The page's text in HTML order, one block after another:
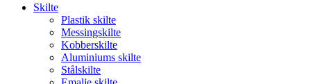
Skilte
Plastik skilte
Messingskilte
Kobberskilte
Aluminiums skilte
Stålskilte